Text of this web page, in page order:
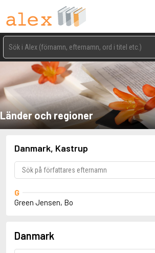
Länder och regioner
Danmark, Kastrup
G
Green Jensen, Bo
Danmark